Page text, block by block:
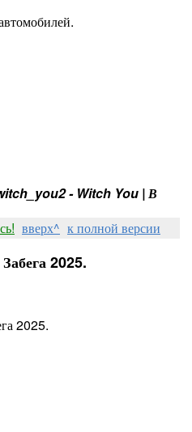
- Witch You | В
вверх^ к полной версии
2025.
2025.